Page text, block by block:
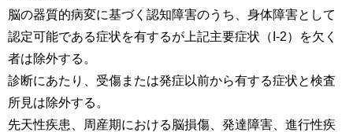
脳の器質的病変に基づく認知障害のうち、身体障害として
認定可能である症状を有するが上記主要症状（I-2）を欠く
者は除外する。
診断にあたり、受傷または発症以前から有する症状と検査
所見は除外する。
先天性疾患、周産期における脳損傷、発達障害、進行性疾